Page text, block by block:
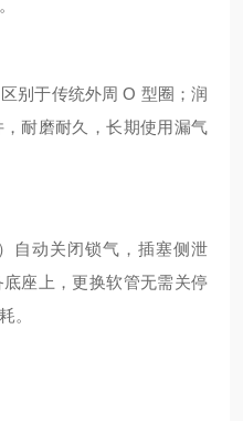
。
别于传统外周 O 型圈；润
耐磨耐久，长期使用漏气
自动关闭锁气，插塞侧泄
座上，更换软管无需关停
。